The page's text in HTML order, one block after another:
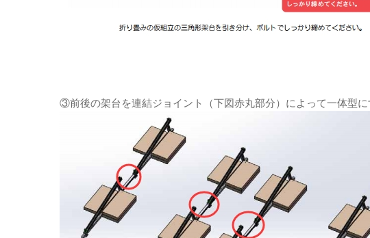
③前後の架台を連結ジョイント（下図赤丸部分）によって一体型に